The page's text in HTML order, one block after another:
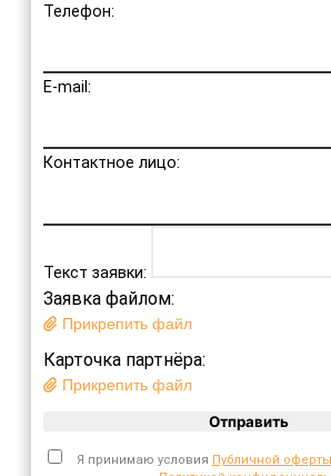
Телефон:
E-mail:
Контактное лицо:
Текст заявки:
Заявка файлом:
Прикрепить файл
Карточка партнёра:
Прикрепить файл
Отправить
Я принимаю условия Публичной оферты